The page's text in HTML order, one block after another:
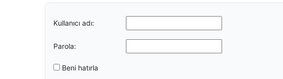
Kullanıcı adı:
Parola:
Beni hatırla